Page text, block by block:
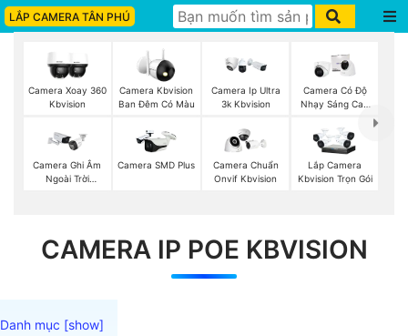
LẮP CAMERA TÂN PHÚ
Camera Xoay 360
Kbvision
Camera Kbvision
Ban Đêm Có Màu
Camera Ip Ultra
3k Kbvision
Camera Có Độ
Nhạy Sáng Cao
Camera Ghi Âm
Ngoài Trời
Camera SMD Plus
Camera Chuẩn
Onvif Kbvision
Lắp Camera
Kbvision Trọn Gói
CAMERA IP POE KBVISION